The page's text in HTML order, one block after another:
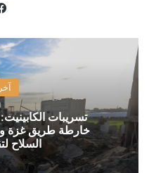
تسريبات
خارطة طريق غزة
السلاح